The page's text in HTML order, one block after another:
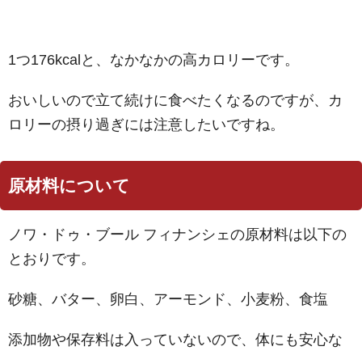
1つ176kcalと、なかなかの高カロリーです。
おいしいので立て続けに食べたくなるのですが、カ
ロリーの摂り過ぎには注意したいですね。
原材料について
ノワ・ドゥ・ブール フィナンシェの原材料は以下の
とおりです。
砂糖、バター、卵白、アーモンド、小麦粉、食塩
添加物や保存料は入っていないので、体にも安心な